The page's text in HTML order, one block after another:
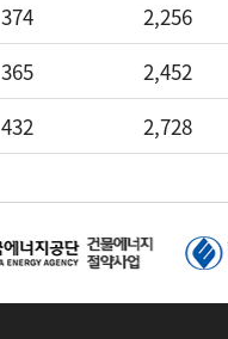
374 2,256
365 2,452
432 2,728